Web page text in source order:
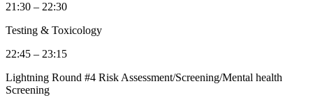
21:30 – 22:30
Testing & Toxicology
22:45 – 23:15
Lightning Round #4 Risk Assessment/Screening/Mental health
Screening